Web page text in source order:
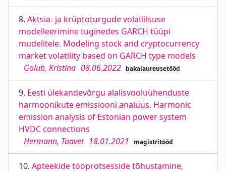
8. Aktsia- ja krüptoturgude volatiilsuse
modelleerimine tuginedes GARCH tüüpi
mudelitele. Modeling stock and cryptocurrency
market volatility based on GARCH type models
Golub, Kristina 08.06.2022 bakalaureusetööd
9. Eesti ülekandevõrgu alalisvooluühenduste
harmoonikute emissiooni analüüs. Harmonic
emission analysis of Estonian power system
HVDC connections
Hermann, Taavet 18.01.2021 magistritööd
10. Apteekide tööprotsesside tõhustamine,